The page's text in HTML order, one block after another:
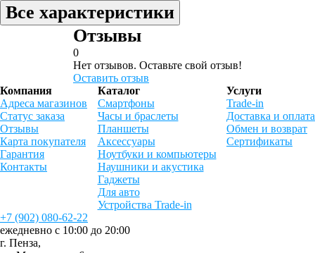
Все характеристики
Отзывы
0
Нет отзывов. Оставьте свой отзыв!
Оставить отзыв
Компания
Адреса магазинов
Статус заказа
Отзывы
Карта покупателя
Гарантия
Контакты
Каталог
Смартфоны
Часы и браслеты
Планшеты
Аксессуары
Ноутбуки и компьютеры
Наушники и акустика
Гаджеты
Для авто
Устройства Trade-in
Услуги
Trade-in
Доставка и оплата
Обмен и возврат
Сертификаты
+7 (902) 080-62-22
ежедневно с 10:00 до 20:00
г. Пенза,